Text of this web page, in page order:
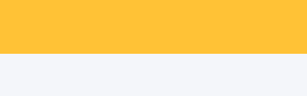
возврата товаров согласно требованиям